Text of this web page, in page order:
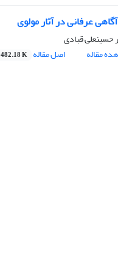
عرفانی در آثار مولوی
حسینعلى قبادى
مقاله
اصل مقاله 482.18 K